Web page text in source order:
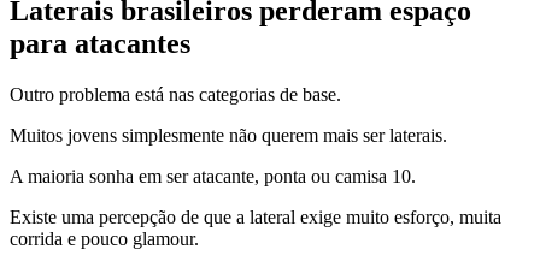
Laterais brasileiros perderam espaço
para atacantes
Outro problema está nas categorias de base.
Muitos jovens simplesmente não querem mais ser laterais.
A maioria sonha em ser atacante, ponta ou camisa 10.
Existe uma percepção de que a lateral exige muito esforço, muita
corrida e pouco glamour.